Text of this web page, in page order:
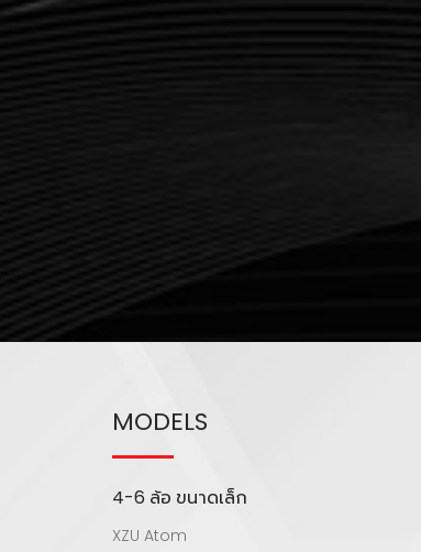
MODELS
4-6 ล้อ ขนาดเล็ก
XZU Atom